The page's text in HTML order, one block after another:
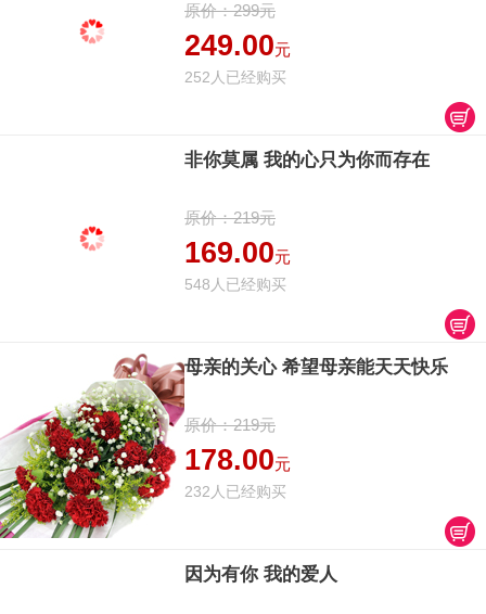
原价：299元
249.00元
252人已经购买
非你莫属 我的心只为你而存在
原价：219元
169.00元
548人已经购买
母亲的关心 希望母亲能天天快乐
原价：219元
178.00元
232人已经购买
因为有你 我的爱人